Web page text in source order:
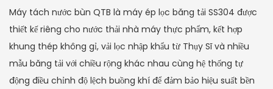
Máy tách nước bùn QTB là máy ép lọc băng tải SS304 được
thiết kế riêng cho nước thải nhà máy thực phẩm, kết hợp
khung thép không gỉ, vải lọc nhập khẩu từ Thụy Sĩ và nhiều
mẫu băng tải với chiều rộng khác nhau cùng hệ thống tự
động điều chỉnh độ lệch buồng khí để đảm bảo hiệu suất bền